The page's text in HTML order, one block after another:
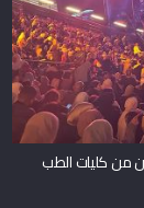
من كليات الطب